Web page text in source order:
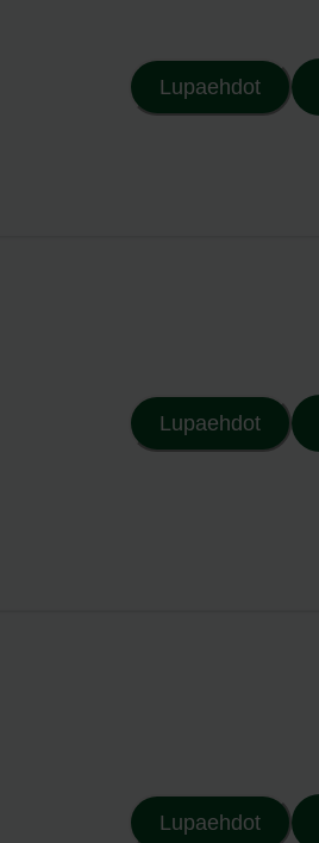
Lupaehdot
Lupaehdot
Lupaehdot